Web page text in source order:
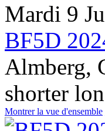
Mardi 9
BF5D
Almberg,
shorter
Montrer la vue d'ensemble